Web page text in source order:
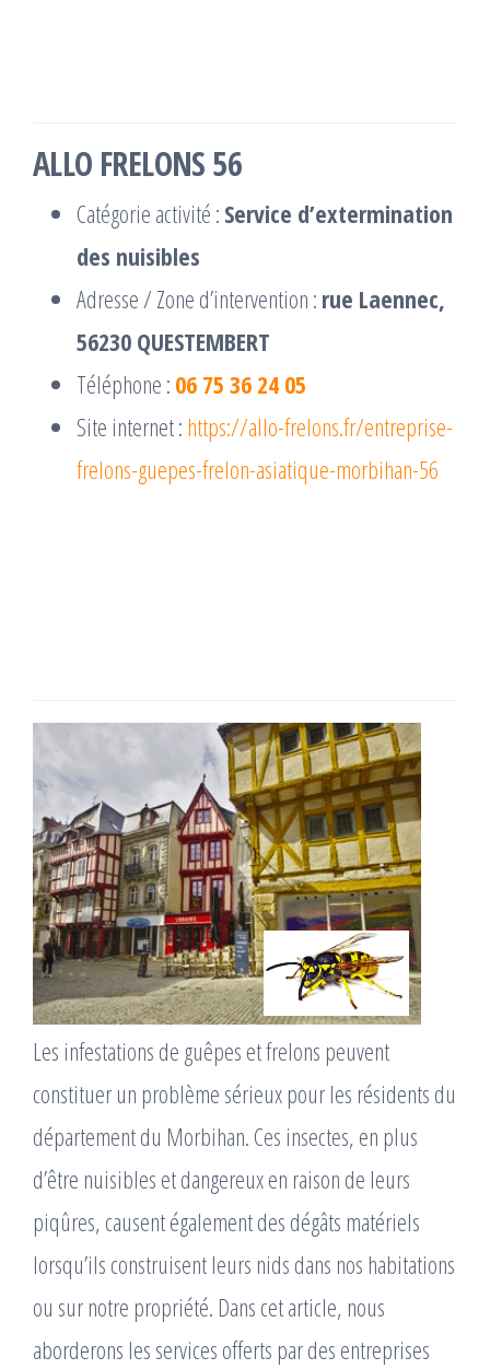
ALLO FRELONS 56
Catégorie activité : Service d’extermination
des nuisibles
Adresse / Zone d’intervention : rue Laennec,
56230 QUESTEMBERT
Téléphone : 06 75 36 24 05
Site internet : https://allo-frelons.fr/entreprise-
frelons-guepes-frelon-asiatique-morbihan-56
Les infestations de guêpes et frelons peuvent
constituer un problème sérieux pour les résidents du
département du Morbihan. Ces insectes, en plus
d’être nuisibles et dangereux en raison de leurs
piqûres, causent également des dégâts matériels
lorsqu’ils construisent leurs nids dans nos habitations
ou sur notre propriété. Dans cet article, nous
aborderons les services offerts par des entreprises